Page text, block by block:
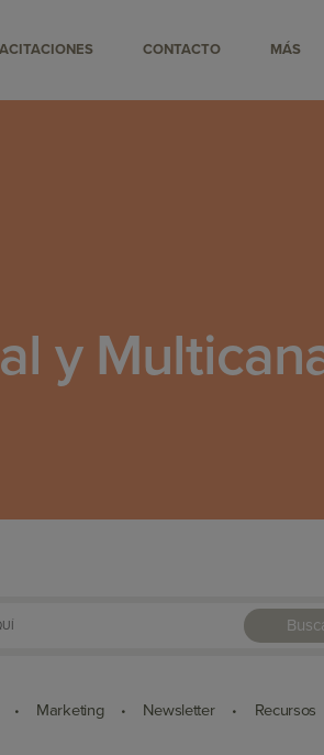
CONTACTO MÁS
y
• Marketing • Newsletter • Recursos